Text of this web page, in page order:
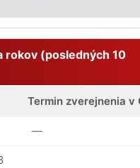
rokov (posledných 10
Termin zverejnenia v
—